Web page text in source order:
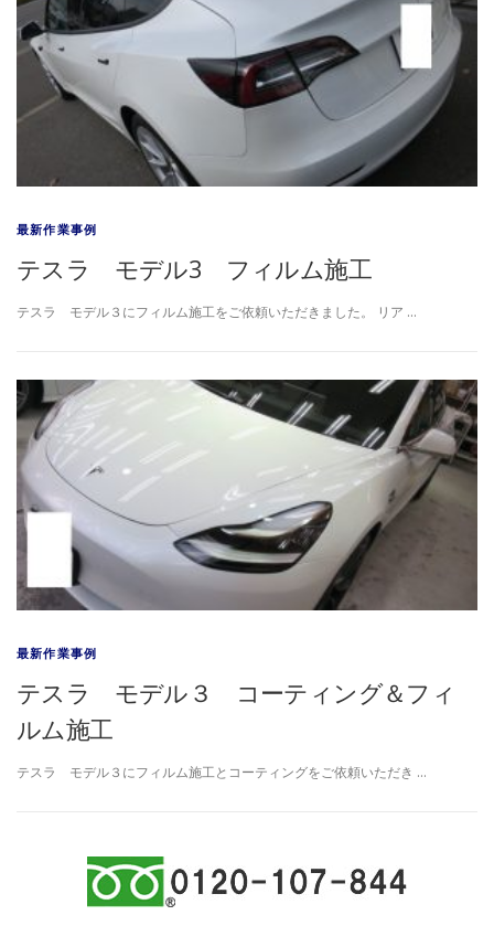
最新作業事例
テスラ モデル3 フィルム施工
テスラ モデル３にフィルム施工をご依頼いただきました。 リア …
最新作業事例
テスラ モデル３ コーティング＆フィ
ルム施工
テスラ モデル３にフィルム施工とコーティングをご依頼いただき …